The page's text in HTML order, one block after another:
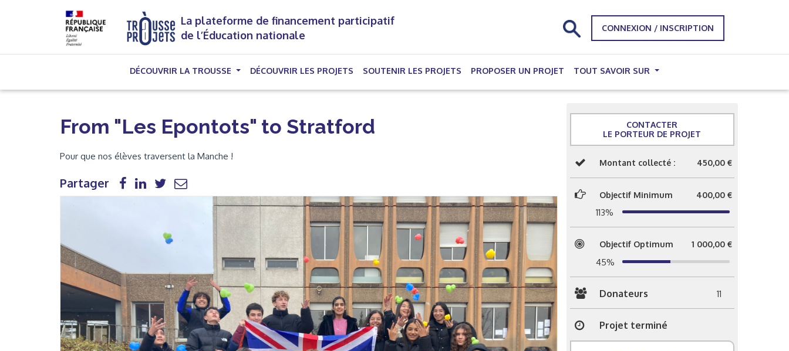
La plateforme de financement participatif
de l’Éducation nationale
CONNEXION / INSCRIPTION
DÉCOUVRIR LA TROUSSE DÉCOUVRIR LES PROJETS (CURRENT)
SOUTENIR LES PROJETS PROPOSER UN PROJET TOUT SAVOIR SUR
From "Les Epontots" to Stratford
Pour que nos élèves traversent la Manche !
Partager
CONTACTER
LE PORTEUR DE PROJET
Montant collecté : 450,00 €
Objectif Minimum 400,00 €
113%
Objectif Optimum 1 000,00 €
45%
Donateurs 11
Projet terminé